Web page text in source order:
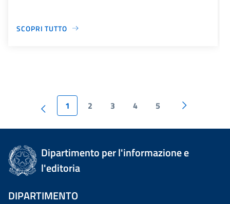
SCOPRI TUTTO
1 2 3 4 5
Dipartimento per l'informazione e
l'editoria
DIPARTIMENTO